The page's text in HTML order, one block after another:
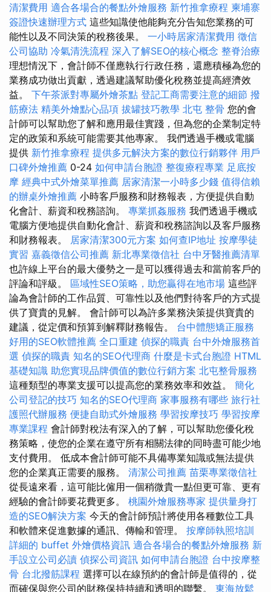
清潔費用 適合各場合的餐點外燴服務 新竹推拿療程 柬埔寨
簽證快速辦理方式 這些知識使他能夠充分告知您業務的可
能性以及不同決策的稅務後果。 一小時居家清潔費用 徵信
公司協助 冷氣清洗流程 深入了解SEO的核心概念 整脊治療
理想情況下，會計師不僅應執行行政任務，還應積極為您的
業務成功做出貢獻，透過建議幫助優化稅務並提高經濟效
益。 下午茶派對專屬外燴茶點 登記工商需要注意的細節 撥
筋療法 精美外燴點心品項 拔罐技巧教學 北屯 整骨 您的會
計師可以幫助您了解和應用最佳實踐，但為您的企業制定特
定的政策和系統可能需要其他專家。 我們透過手機或電腦
提供 新竹推拿療程 提供多元解決方案的數位行銷夥伴 用戶
口碑外燴推薦 0-24 如何申請台胞證 整復療程專業 足底按
摩 經典中式外燴菜單推薦 居家清潔一小時多少錢 值得信賴
的辦桌外燴推薦 小時客戶服務和財務報表，方便提供自動
化會計、薪資和稅務諮詢。 專業抓姦服務 我們透過手機或
電腦方便地提供自動化會計、薪資和稅務諮詢以及客戶服務
和財務報表。 居家清潔300元方案 如何查IP地址 按摩學徒
實習 嘉義徵信公司推薦 新北專業徵信社 台中牙醫推薦清單
也許線上平台的最大優勢之一是可以獲得過去和當前客戶的
評論和評級。 區域性SEO策略，助您贏得在地市場 這些評
論為會計師的工作品質、可靠性以及他們對待客戶的方式提
供了寶貴的見解。 會計師可以為許多業務決策提供寶貴的
建議，從定價和預算到解釋財務報告。 台中體態矯正服務
好用的SEO軟體推薦 全口重建 偵探的職責 台中外燴服務首
選 偵探的職責 知名的SEO代理商 什麼是卡式台胞證 HTML
基礎知識 助您實現品牌價值的數位行銷方案 北屯整骨服務
這種類型的專業支援可以提高您的業務效率和效益。 簡化
公司登記的技巧 知名的SEO代理商 家事服務有哪些 旅行社
護照代辦服務 便捷自助式外燴服務 學習按摩技巧 學習按摩
專業課程 會計師對稅法有深入的了解，可以幫助您優化稅
務策略，使您的企業在遵守所有相關法律的同時盡可能少地
支付費用。 低成本會計師可能不具備專業知識或無法提供
您的企業真正需要的服務。 清潔公司推薦 苗栗專業徵信社
從長遠來看，這可能比僱用一個稍微貴一點但更可靠、更有
經驗的會計師要花費更多。 桃園外燴服務專家 提供量身打
造的SEO解決方案 今天的會計師預計將使用各種數位工具
和軟體來促進數據的通訊、傳輸和管理。 按摩師執照培訓
詳細的 buffet 外燴價格資訊 適合各場合的餐點外燴服務 新
手設立公司必讀 偵探公司資訊 如何申請台胞證 台中按摩整
骨 台北撥筋課程 選擇可以在線預約的會計師是值得的，從
而確保與您公司的財務保持持續和透明的聯繫。 東海放鬆